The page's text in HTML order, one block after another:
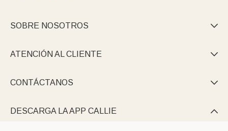
SOBRE NOSOTROS 
ATENCIÓN AL CLIENTE 
CONTÁCTANOS 
DESCARGA LA APP CALLIE 